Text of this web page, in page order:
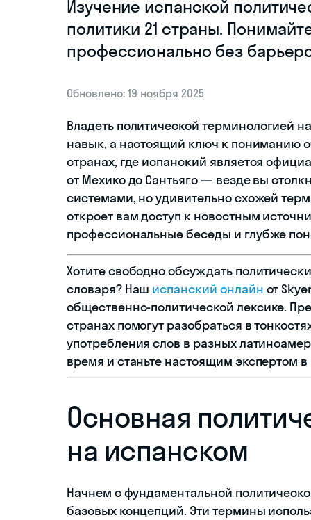
Изучение испанской
политики 21 страны.
профессионально без
Обновлено: 19 ноября 2025
Владеть политической терминологией
навык, а настоящий ключ к пониманию
странах, где испанский является
от Мехико до Сантьяго — везде вы
системами, но удивительно схожей
откроет вам доступ к новостным
профессиональные беседы и глубже
Хотите свободно обсуждать
словаря? Наш испанский онлайн от
общественно-политической лексике.
странах помогут разобраться в
употребления слов в разных
время и станьте настоящим экспертом
Основная
на испанском
Начнем с фундаментальной
базовых концепций. Эти термины